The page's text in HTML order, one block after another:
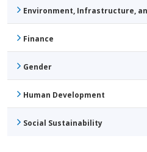
Environment, Infrastructure,
Finance
Gender
Human Development
Social Sustainability